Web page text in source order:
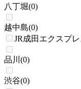
八丁堀(0)
越中島(0)
JR成田エクスプレ
品川 (0)
渋谷(0)